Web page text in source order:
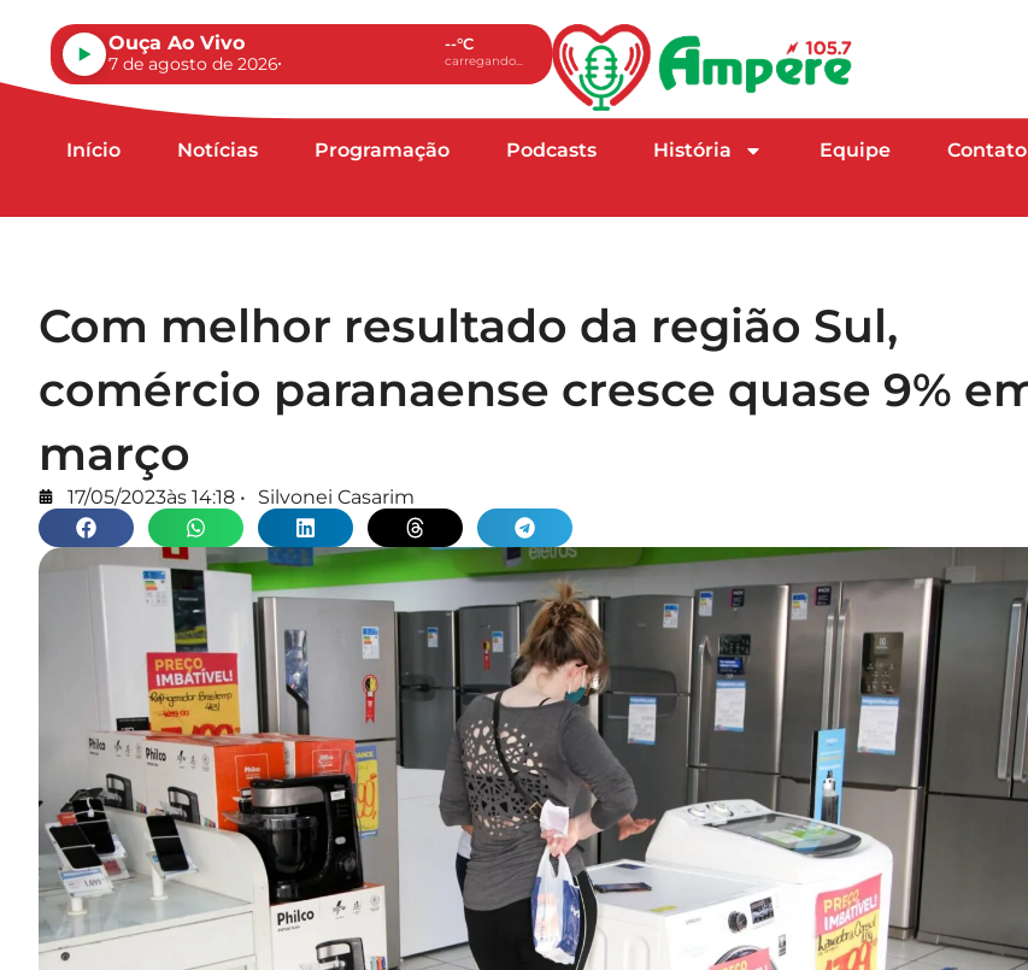
Ouça Ao Vivo
7 de agosto de 2026
--°C
carregando...
Início Notícias Programação Podcasts História Equipe Contato
Com melhor resultado da região Sul,
comércio paranaense cresce quase 9%
março
17/05/2023às 14:18 • Silvonei Casarim